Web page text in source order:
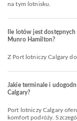
na tym lotnisku.
Ile lotów jest
Munro Hamilton?
Z Port lotniczy Calgary
Jakie terminale i
Calgary?
Port lotniczy Calgary oferuje oraz wiele innych udogodnień, aby poprawić
komfort podróży.